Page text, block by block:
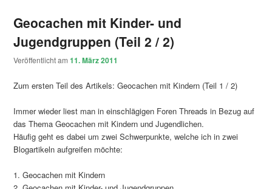
Geocachen mit Kinder- und
Jugendgruppen (Teil 2 / 2)
Veröffentlicht am11. März 2011
Zum ersten Teil des Artikels: Geocachen mit Kindern (Teil 1 / 2)
Immer wieder liest man in einschlägigen Foren Threads in Bezug auf
das Thema Geocachen mit Kindern und Jugendlichen.
Häufig geht es dabei um zwei Schwerpunkte, welche ich in zwei
Blogartikeln aufgreifen möchte:
1. Geocachen mit Kindern